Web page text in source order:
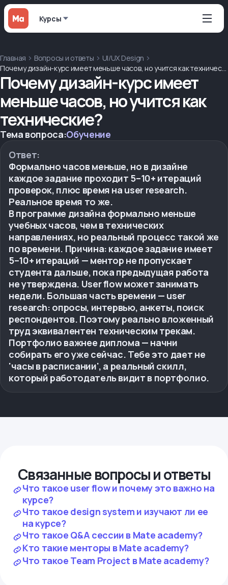
Курсы
Главная Вопросы и ответы
UI/UX Design
Почему дизайн-курс имеет меньше часов, но учится как технические?
Почему дизайн-курс имеет
меньше часов, но учится как
технические?
Тема вопроса:Обучение
Ответ:
Формально часов меньше, но в дизайне
каждое задание проходит 5–10+ итераций
проверок, плюс время на user research.
Реальное время то же.
В программе дизайна формально меньше
учебных часов, чем в технических
направлениях, но реальный процесс такой же
по времени. Причина: каждое задание имеет
5–10+ итераций — ментор не пропускает
студента дальше, пока предыдущая работа
не утверждена. User flow может занимать
недели. Большая часть времени — user
research: опросы, интервью, анкеты, поиск
респондентов. Поэтому реально вложенный
труд эквивалентен техническим трекам.
Портфолио важнее диплома — начни
собирать его уже сейчас. Тебе это дает не
'часы в расписании', а реальный скилл,
который работодатель видит в портфолио.
Связанные вопросы и ответы
Что такое user flow и почему это важно на
курсе?
Что такое design system и изучают ли ее
на курсе?
Что такое Q&A сессии в Mate academy?
Кто такие менторы в Mate academy?
Что такое Team Project в Mate academy?